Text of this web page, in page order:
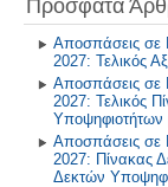
Πρόγραμμα
Διατροφής
Δραστηριότητες
Επαγγελματικό
2018-2019
2017-2018
2016-2017
2015-2016
Πρόσφατα
Αποσπάσεις σε
2027: Τελικός
Αποσπάσεις σε
2027: Τελικός
Υποψηφιοτήτων
Αποσπάσεις σε
2027: Πίνακας
Δεκτών